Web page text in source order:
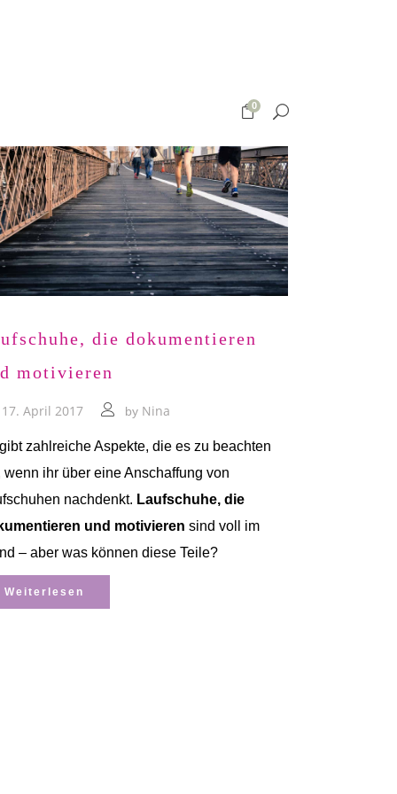
0
die dokumentieren
motivieren
17. April 2017 by Nina
zahlreiche Aspekte, die es zu beachten
wenn ihr über eine Anschaffung von
nachdenkt. Laufschuhe, die
und motivieren sind voll im
– aber was können diese Teile?
Weiterlesen